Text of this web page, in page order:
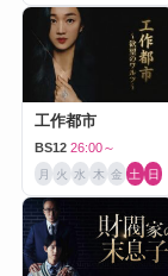
工作都市
BS12 26:00～
月 火 水 木 金 土 日